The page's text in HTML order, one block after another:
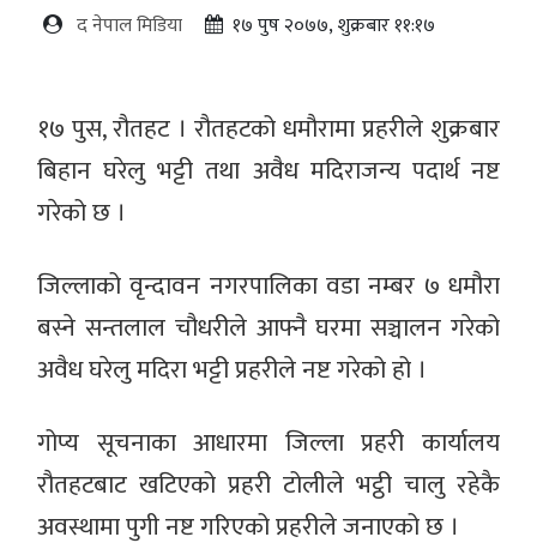
द नेपाल मिडिया १७ पुष २०७७, शुक्रबार ११:१७
१७ पुस, रौतहट । रौतहटको धमौरामा प्रहरीले शुक्रबार
बिहान घरेलु भट्टी तथा अवैध मदिराजन्य पदार्थ नष्ट
गरेको छ ।
जिल्लाको वृन्दावन नगरपालिका वडा नम्बर ७ धमौरा
बस्ने सन्तलाल चौधरीले आफ्नै घरमा सञ्चालन गरेको
अवैध घरेलु मदिरा भट्टी प्रहरीले नष्ट गरेको हो ।
गोप्य सूचनाका आधारमा जिल्ला प्रहरी कार्यालय
रौतहटबाट खटिएको प्रहरी टोलीले भट्ठी चालु रहेकै
अवस्थामा पुगी नष्ट गरिएको प्रहरीले जनाएको छ ।